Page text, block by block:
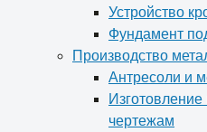
Устройство
Фундамент
Производство
Антресоли и
чертежам